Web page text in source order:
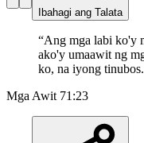
Ibahagi ang Talata
“Ang mga labi ko'y
ako'y umaawit ng
ko, na iyong tinubos.
Mga Awit 71:23